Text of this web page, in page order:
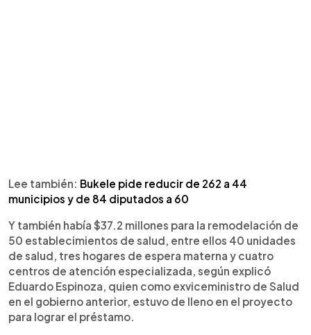
Lee también: Bukele pide reducir de 262 a 44
municipios y de 84 diputados a 60
Y también había $37.2 millones para la remodelación de
50 establecimientos de salud, entre ellos 40 unidades
de salud, tres hogares de espera materna y cuatro
centros de atención especializada, según explicó
Eduardo Espinoza, quien como exviceministro de Salud
en el gobierno anterior, estuvo de lleno en el proyecto
para lograr el préstamo.